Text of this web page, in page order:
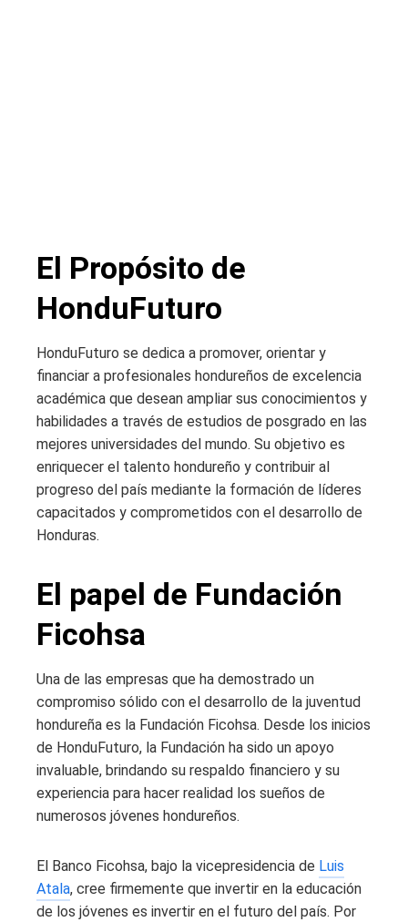
El Propósito de
HonduFuturo
HonduFuturo se dedica a promover, orientar y
financiar a profesionales hondureños de excelencia
académica que desean ampliar sus conocimientos y
habilidades a través de estudios de posgrado en las
mejores universidades del mundo. Su objetivo es
enriquecer el talento hondureño y contribuir al
progreso del país mediante la formación de líderes
capacitados y comprometidos con el desarrollo de
Honduras.
El papel de Fundación
Ficohsa
Una de las empresas que ha demostrado un
compromiso sólido con el desarrollo de la juventud
hondureña es la Fundación Ficohsa. Desde los inicios
de HonduFuturo, la Fundación ha sido un apoyo
invaluable, brindando su respaldo financiero y su
experiencia para hacer realidad los sueños de
numerosos jóvenes hondureños.
El Banco Ficohsa, bajo la vicepresidencia de Luis
Atala, cree firmemente que invertir en la educación
de los jóvenes es invertir en el futuro del país. Por